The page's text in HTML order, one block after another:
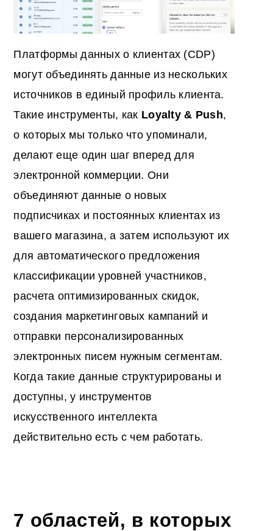
Платформы данных о клиентах (CDP)
могут объединять данные из нескольких
источников в единый профиль клиента.
Такие инструменты, как Loyalty & Push,
о которых мы только что упоминали,
делают еще один шаг вперед для
электронной коммерции. Они
объединяют данные о новых
подписчиках и постоянных клиентах из
вашего магазина, а затем используют их
для автоматического предложения
классификации уровней участников,
расчета оптимизированных скидок,
создания маркетинговых кампаний и
отправки персонализированных
электронных писем нужным сегментам.
Когда такие данные структурированы и
доступны, у инструментов
искусственного интеллекта
действительно есть с чем работать.
7 областей, в которых